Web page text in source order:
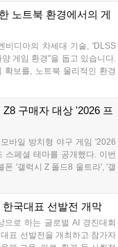
노트북 환경에서의 게
비디아의 차세대 기술, 'DLSS
게임 환경"을 돕고 있습니다.
보를, 노트북 물리적인 환경
발열과 소음을 줄여주는 역할
예측하여 잔상과 흔들림을 줄
주는 초고화질&고속 프레임
구매자 대상 '2026 프
바일 방치형 야구 게임 '2026
스페셜 테마를 공개했다. 이번
폰 '갤럭시 Z 폴드8 울트라', '갤
해 기획됐다. 해당 테마는 스
국대표 선발전 개막
로 하는 글로벌 AI 경진대회
표 선발전을 개최하고 참가자